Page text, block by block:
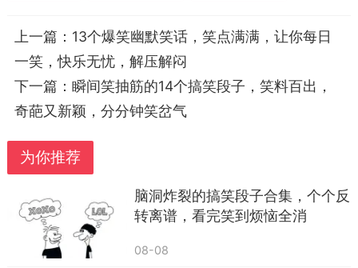
大学校园里的趣事更经典。上周二大课，老师
问：“‘我是好老师’这句话用了啥修辞？”全班没人说
话，突然一个男生大喊：“拟人！”瞬间全班笑翻，
老师都无奈了。
上一篇： 13个爆笑幽默笑话，笑点满满，让你每日
一笑，快乐无忧，解压解闷
下一篇： 瞬间笑抽筋的14个搞笑段子，笑料百出，
奇葩又新颖，分分钟笑岔气
为你推荐
脑洞炸裂的搞笑段子合集，个个反
转离谱，看完笑到烦恼全消
08-08